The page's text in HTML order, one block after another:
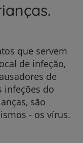
que servem
de infeção,
de
infeções do
são
- os vírus.